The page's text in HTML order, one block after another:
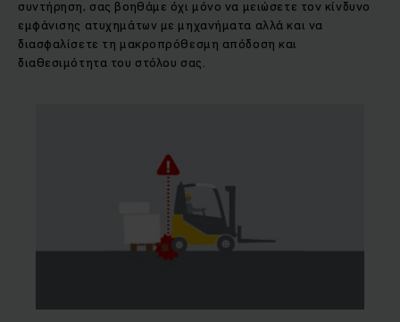
συντήρηση, σας βοηθάμε όχι μόνο να μειώσετε τον κίνδυνο
εμφάνισης ατυχημάτων με μηχανήματα αλλά και να
διασφαλίσετε τη μακροπρόθεσμη απόδοση και
διαθεσιμότητα του στόλου σας.